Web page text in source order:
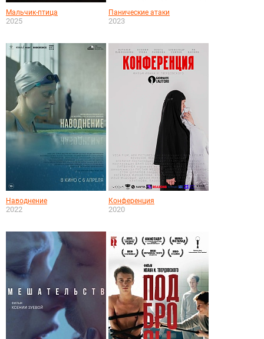
Мальчик-птица
2025
Панические атаки
2023
Наводнение
2022
Конференция
2020